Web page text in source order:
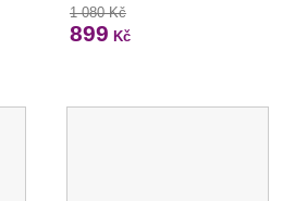
1 080 Kč
899 Kč